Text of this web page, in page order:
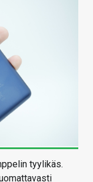
tyylikäs.